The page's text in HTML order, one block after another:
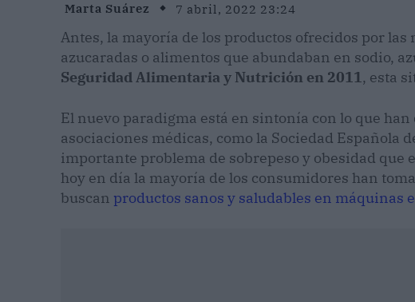
Marta Suárez 7 abril, 2022 23:24
Antes, la mayoría de los productos ofrecidos por
azucaradas o alimentos que abundaban en sodio,
Seguridad Alimentaria y Nutrición en 2011, esta
El nuevo paradigma está en sintonía con lo que
asociaciones médicas, como la Sociedad Española
importante problema de sobrepeso y obesidad que
hoy en día la mayoría de los consumidores han
buscan productos sanos y saludables en máquinas